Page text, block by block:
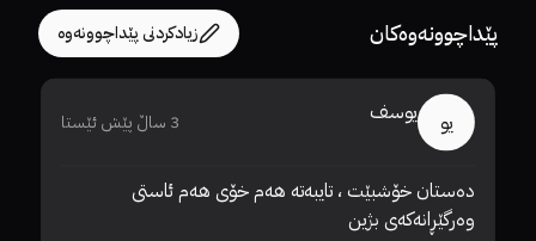
پێداچوونەوەکان زیادکردنی پێداچوونەوە
يو يوسف 3 ساڵ پێش ئێستا
وەرگێڕانەكەی بژین